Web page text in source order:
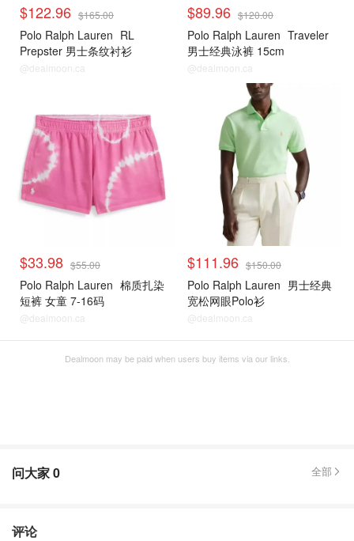
$122.96 $165.00
Polo Ralph Lauren RL
Prepster 男士条纹衬衫
@dealmoon.ca
$89.96 $120.00
Polo Ralph Lauren Traveler
男士经典泳裤 15cm
@dealmoon.ca
$33.98 $55.00
Polo Ralph Lauren 棉质扎染
短裤 女童 7-16码
@dealmoon.ca
$111.96 $150.00
Polo Ralph Lauren 男士经典
宽松网眼Polo衫
@dealmoon.ca
Dealmoon may be paid when users buy items via our links.
问大家0 全部
评论